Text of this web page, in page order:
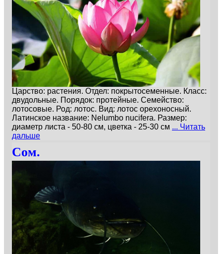
Царство: растения. Отдел: покрытосеменные. Класс:
двудольные. Порядок: протейные. Семейство:
лотосовые. Род: лотос. Вид: лотос орехоносный.
Латинское название: Nelumbo nucifera. Размер:
диаметр листа - 50-80 см, цветка - 25-30 см ... Читать
дальше
Сом.